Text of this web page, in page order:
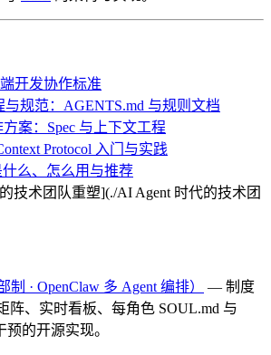
开发协作标准
与规范：AGENTS.md 与规则文档
案：Spec 与上下文工程
Protocol 入门与实践
什么、怎么用与推荐
技术团队重塑](./AI Agent 时代的技术团
制 · OpenClaw 多 Agent 编排）
— 制度
阵、实时看板、每角色 SOUL.md 与
的开源实现。